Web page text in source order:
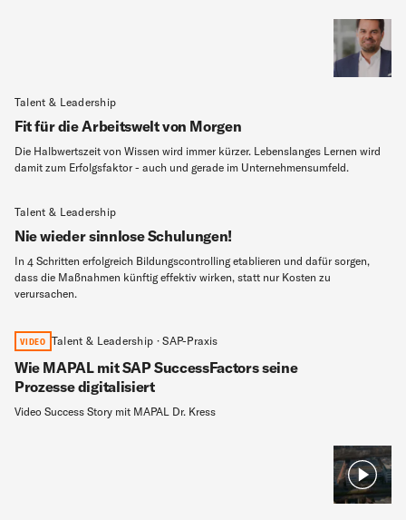
Talent & Leadership
Nie wieder sinnlose Schulungen!
In 4 Schritten erfolgreich Bildungscontrolling etablieren und dafür sorgen,
dass die Maßnahmen künftig effektiv wirken, statt nur Kosten zu
verursachen.
Talent & Leadership
Fit für die Arbeitswelt von Morgen
Die Halbwertszeit von Wissen wird immer kürzer. Lebenslanges Lernen wird
damit zum Erfolgsfaktor - auch und gerade im Unternehmensumfeld.
VIDEO Talent & Leadership · SAP-Praxis
Wie MAPAL mit SAP SuccessFactors seine
Prozesse digitalisiert
Video Success Story mit MAPAL Dr. Kress